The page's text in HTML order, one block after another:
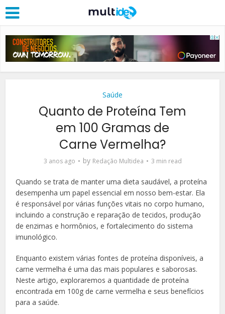
Saúde
Quanto de Proteína Tem
em 100 Gramas de
Carne Vermelha?
3 anos ago by Redação Multidea 3 min read
Quando se trata de manter uma dieta saudável, a proteína
desempenha um papel essencial em nosso bem-estar. Ela
é responsável por várias funções vitais no corpo humano,
incluindo a construção e reparação de tecidos, produção
de enzimas e hormônios, e fortalecimento do sistema
imunológico.
Enquanto existem várias fontes de proteína disponíveis, a
carne vermelha é uma das mais populares e saborosas.
Neste artigo, exploraremos a quantidade de proteína
encontrada em 100g de carne vermelha e seus benefícios
para a saúde.